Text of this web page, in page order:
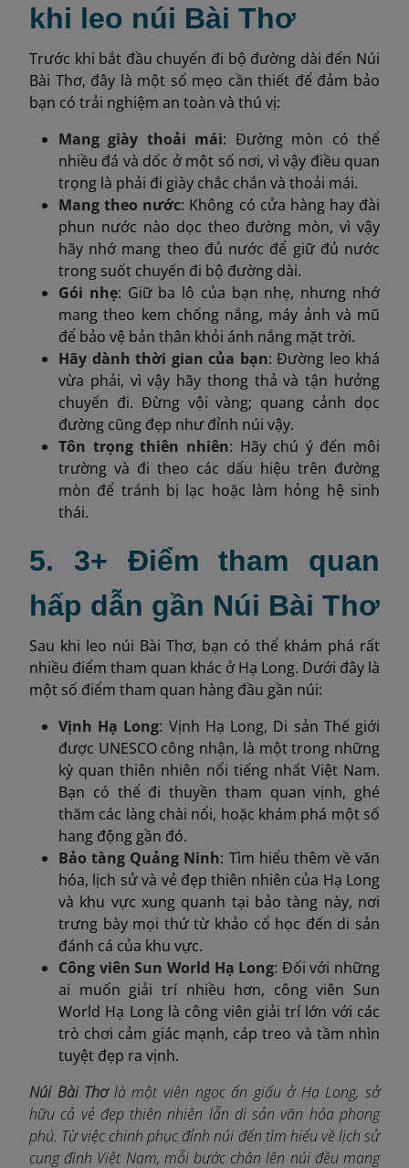
khi leo núi Bài Thơ
Trước khi bắt đầu chuyến đi bộ đường dài đến Núi
Bài Thơ, đây là một số mẹo cần thiết để đảm bảo
bạn có trải nghiệm an toàn và thú vị:
Mang giày thoải mái: Đường mòn có thể
nhiều đá và dốc ở một số nơi, vì vậy điều quan
trọng là phải đi giày chắc chắn và thoải mái.
Mang theo nước: Không có cửa hàng hay đài
phun nước nào dọc theo đường mòn, vì vậy
hãy nhớ mang theo đủ nước để giữ đủ nước
trong suốt chuyến đi bộ đường dài.
Gói nhẹ: Giữ ba lô của bạn nhẹ, nhưng nhớ
mang theo kem chống nắng, máy ảnh và mũ
để bảo vệ bản thân khỏi ánh nắng mặt trời.
Hãy dành thời gian của bạn: Đường leo khá
vừa phải, vì vậy hãy thong thả và tận hưởng
chuyến đi. Đừng vội vàng; quang cảnh dọc
đường cũng đẹp như đỉnh núi vậy.
Tôn trọng thiên nhiên: Hãy chú ý đến môi
trường và đi theo các dấu hiệu trên đường
mòn để tránh bị lạc hoặc làm hỏng hệ sinh
thái.
5. 3+ Điểm tham quan
hấp dẫn gần Núi Bài Thơ
Sau khi leo núi Bài Thơ, bạn có thể khám phá rất
nhiều điểm tham quan khác ở Hạ Long. Dưới đây là
một số điểm tham quan hàng đầu gần núi:
Vịnh Hạ Long: Vịnh Hạ Long, Di sản Thế giới
được UNESCO công nhận, là một trong những
kỳ quan thiên nhiên nổi tiếng nhất Việt Nam.
Bạn có thể đi thuyền tham quan vịnh, ghé
thăm các làng chài nổi, hoặc khám phá một số
hang động gần đó.
Bảo tàng Quảng Ninh: Tìm hiểu thêm về văn
hóa, lịch sử và vẻ đẹp thiên nhiên của Hạ Long
và khu vực xung quanh tại bảo tàng này, nơi
trưng bày mọi thứ từ khảo cổ học đến di sản
đánh cá của khu vực.
Công viên Sun World Hạ Long: Đối với những
ai muốn giải trí nhiều hơn, công viên Sun
World Hạ Long là công viên giải trí lớn với các
trò chơi cảm giác mạnh, cáp treo và tầm nhìn
tuyệt đẹp ra vịnh.
Núi Bài Thơlà một viên ngọc ẩn giấu ở Hạ Long, sở
hữu cả vẻ đẹp thiên nhiên lẫn di sản văn hóa phong
phú. Từ việc chinh phục đỉnh núi đến tìm hiểu về lịch sử
cung đình Việt Nam, mỗi bước chân lên núi đều mang